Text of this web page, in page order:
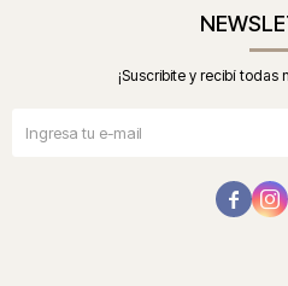
¡Suscribite y recibí todas
 